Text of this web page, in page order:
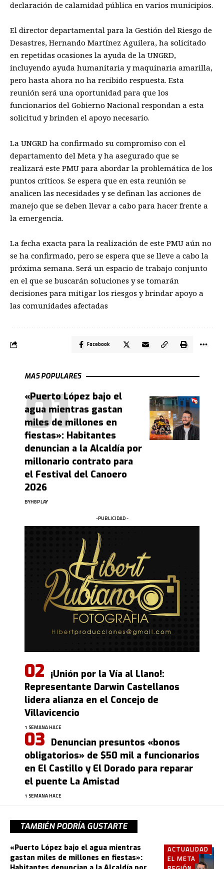
declaración de calamidad pública en varios municipios.
El director departamental para la Gestión del Riesgo de
Desastres, Hernando Martínez Aguilera, ha solicitado
en repetidas ocasiones la ayuda de la UNGRD,
incluyendo ayuda humanitaria y maquinaria amarilla,
pero hasta ahora no ha recibido respuesta. Esta
reunión será una oportunidad para que los
funcionarios del Gobierno Nacional respondan a esta
solicitud y brinden el apoyo necesario.
La UNGRD ha confirmado su compromiso con el
departamento del Meta y ha asegurado que se
realizará este PMU para abordar la problemática de los
puntos críticos. Se espera que en esta reunión se
analicen las necesidades y se definan las acciones de
manejo que se deben llevar a cabo para hacer frente a
la emergencia.
La fecha exacta para la realización de este PMU aún no
se ha confirmado, pero se espera que se lleve a cabo la
próxima semana. Será un espacio de trabajo conjunto
en el que se buscarán soluciones y se tomarán
decisiones para mitigar los riesgos y brindar apoyo a
las comunidades afectadas
Facebook
MAS POPULARES
«Puerto López bajo el
agua mientras gastan
miles de millones en
fiestas»: Habitantes
denuncian a la Alcaldía por
millonario contrato para
el Festival del Canoero
2026
BYHBPLAY
-PUBLICIDAD -
¡Unión por la Vía al Llano!:
Representante Darwin Castellanos
lidera alianza en el Concejo de
Villavicencio
1 SEMANA HACE
Denuncian presuntos «bonos
obligatorios» de $50 mil a funcionarios
en El Castillo y El Dorado para reparar
el puente La Amistad
1 SEMANA HACE
TAMBIÉN PODRÍA GUSTARTE
ACTUALIDAD
EL META
«Puerto López bajo el agua mientras
gastan miles de millones en fiestas»: